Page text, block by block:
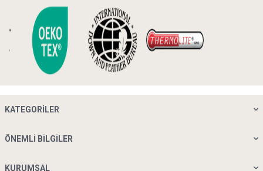
KATEGORILER
ÖNEMLI BILGILER
KURUMSAL